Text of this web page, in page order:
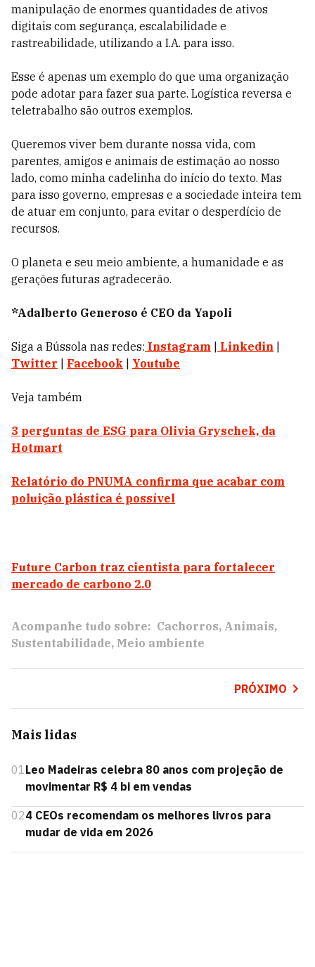
manipulação de enormes quantidades de ativos
digitais com segurança, escalabilidade e
rastreabilidade, utilizando a I.A. para isso.
Esse é apenas um exemplo do que uma organização
pode adotar para fazer sua parte. Logística reversa e
teletrabalho são outros exemplos.
Queremos viver bem durante nossa vida, com
parentes, amigos e animais de estimação ao nosso
lado, como minha cadelinha do início do texto. Mas
para isso governo, empresas e a sociedade inteira tem
de atuar em conjunto, para evitar o desperdício de
recursos.
O planeta e seu meio ambiente, a humanidade e as
gerações futuras agradecerão.
*Adalberto Generoso é CEO da Yapoli
Siga a Bússola nas redes: Instagram Linkedin
Twitter
Facebook Youtube
Veja também
3 perguntas de ESG para Olivia Gryschek, da
Hotmart
Relatório do PNUMA confirma que acabar com
poluição plástica é possível
Future Carbon traz cientista para fortalecer
mercado de carbono 2.0
Acompanhe tudo sobre: Cachorros Animais
Sustentabilidade Meio ambiente
PRÓXIMO
Mais lidas
01Leo Madeiras celebra 80 anos com projeção de
movimentar R$ 4 bi em vendas
024 CEOs recomendam os melhores livros para
mudar de vida em 2026